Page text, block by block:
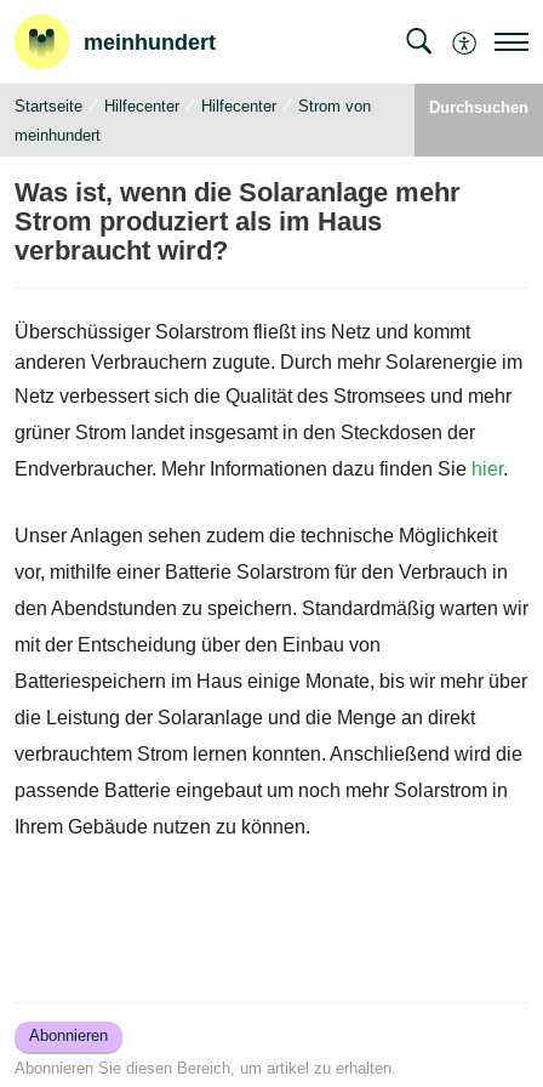
meinhundert
Startseite Hilfecenter Hilfecenter
Strom von
meinhundert
Durchsuchen
Was ist, wenn die Solaranlage mehr
Strom produziert als im Haus
verbraucht wird?
Überschüssiger Solarstrom fließt ins Netz und kommt
anderen Verbrauchern zugute. Durch mehr Solarenergie im
Netz verbessert sich die Qualität des Stromsees und mehr
grüner Strom landet insgesamt in den Steckdosen der
Endverbraucher. Mehr Informationen dazu finden Sie hier.
Unser Anlagen sehen zudem die technische Möglichkeit
vor, mithilfe einer Batterie Solarstrom für den Verbrauch in
den Abendstunden zu speichern. Standardmäßig warten wir
mit der Entscheidung über den Einbau von
Batteriespeichern im Haus einige Monate, bis wir mehr über
die Leistung der Solaranlage und die Menge an direkt
verbrauchtem Strom lernen konnten. Anschließend wird die
passende Batterie eingebaut um noch mehr Solarstrom in
Ihrem Gebäude nutzen zu können.
Abonnieren
Abonnieren Sie diesen Bereich, um artikel zu erhalten.